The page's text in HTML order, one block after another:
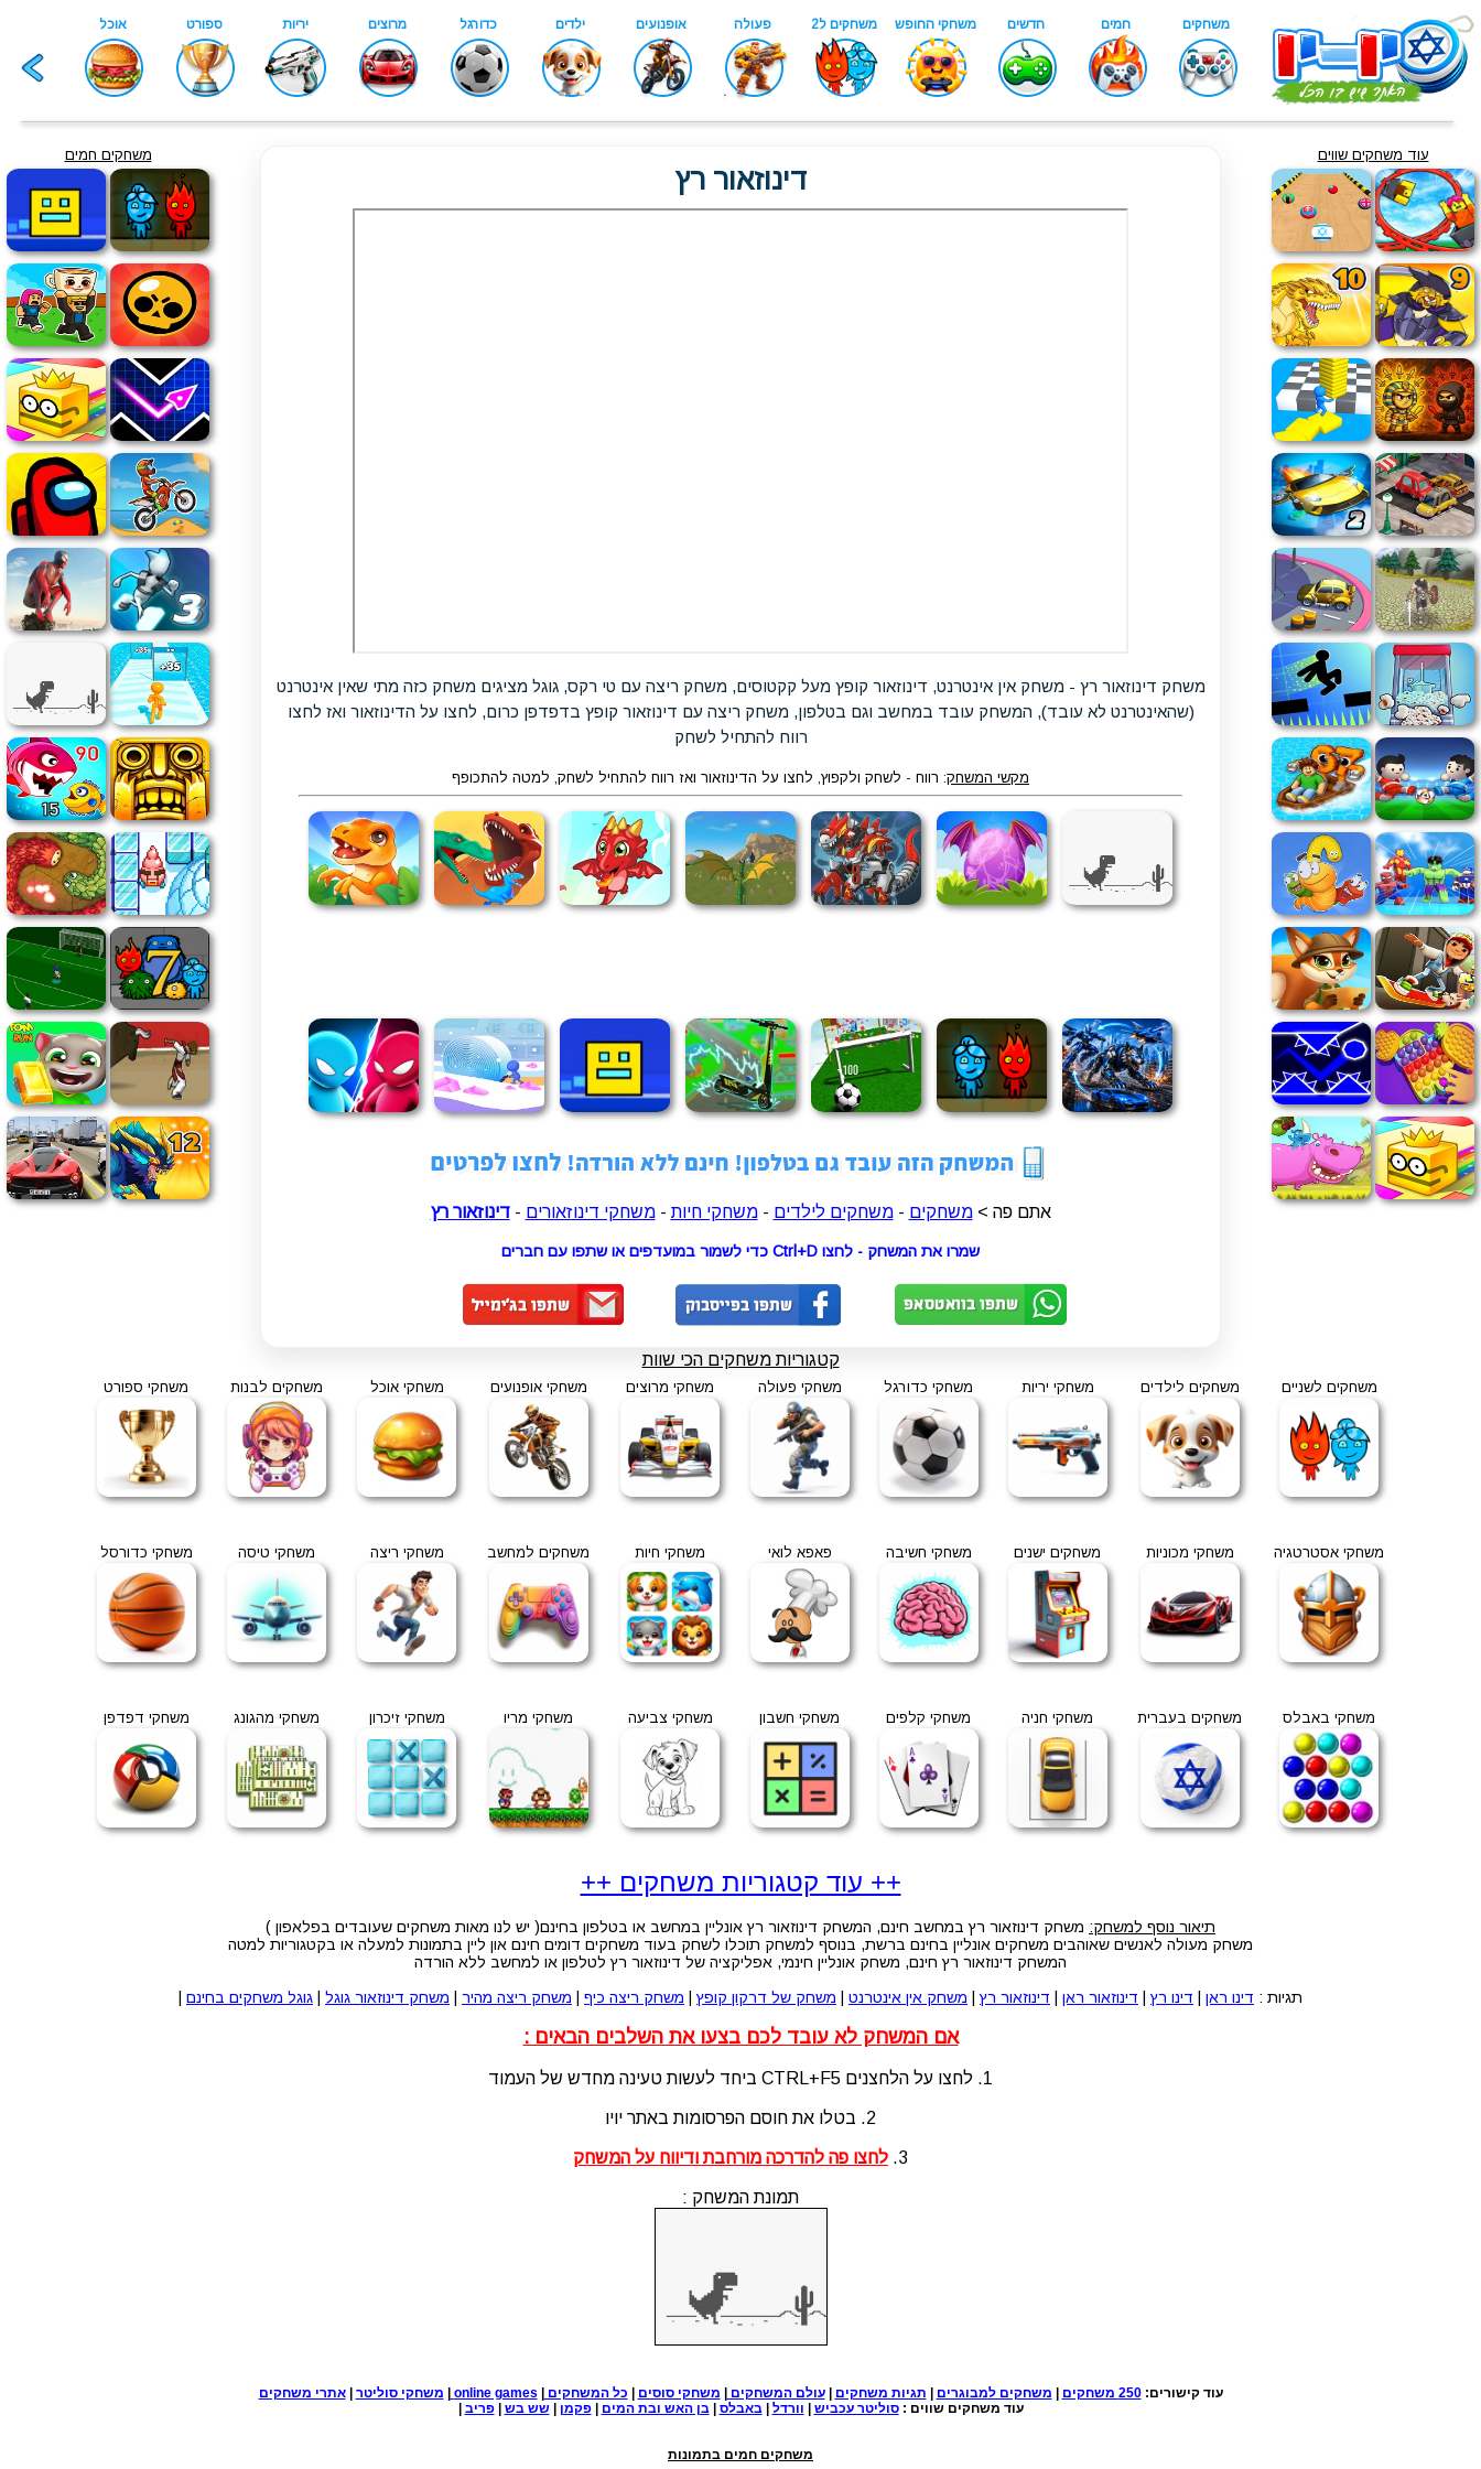
עוד משחקים שווים
דינוזאור רץ
משחק דינוזאור רץ - משחק אין אינטרנט, דינוזאור קופץ מעל קקטוסים, משחק ריצה עם טי רקס, גוגל מציגים משחק כזה מתי שאין אינטרנט
(שהאינטרנט לא עובד), המשחק עובד במחשב וגם בטלפון, משחק ריצה עם דינוזאור קופץ בדפדפן כרום, לחצו על הדינוזאור ואז לחצו
רווח להתחיל לשחק
מקשי המשחק: רווח - לשחק ולקפוץ, לחצו על הדינוזאור ואז רווח להתחיל לשחק, למטה להתכופף
אתם פה >משחקים -משחקים לילדים -משחקי חיות -משחקי דינוזאורים -דינוזאור רץ
שמרו את המשחק - לחצו Ctrl+D כדי לשמור במועדפים או שתפו עם חברים
משחקים חמים
קטגוריות משחקים הכי שוות
משחקים לשניים משחקים לילדים משחקי יריות משחקי כדורגל משחקי פעולה משחקי מרוצים משחקי אופנועים משחקי אוכל משחקים לבנות משחקי ספורט
משחקי אסטרטגיה משחקי מכוניות משחקים ישנים משחקי חשיבה פאפא לואי משחקי חיות משחקים למחשב משחקי ריצה משחקי טיסה משחקי כדורסל
משחקי באבלס משחקים בעברית משחקי חניה משחקי קלפים משחקי חשבון משחקי צביעה משחקי מריו משחקי זיכרון משחקי מהגונג משחקי דפדפן
++ עוד קטגוריות משחקים ++
תיאור נוסף למשחק: משחק דינוזאור רץ במחשב חינם, המשחק דינוזאור רץ אונליין במחשב או בטלפון בחינם( יש לנו מאות משחקים שעובדים בפלאפון )
משחק מעולה לאנשים שאוהבים משחקים אונליין בחינם ברשת, בנוסף למשחק תוכלו לשחק בעוד משחקים דומים חינם און ליין בתמונות למעלה או בקטגוריות למטה
המשחק דינוזאור רץ חינם, משחק אונליין חינמי, אפליקציה של דינוזאור רץ לטלפון או למחשב ללא הורדה
תגיות : דינו ראן דינו רץ| דינוזאור ראן דינוזאור רץ| משחק אין אינטרנט משחק של דרקון קופץ| משחק ריצה כיף משחק ריצה מהיר משחק דינוזאור גוגל גוגל משחקים בחינם
אם המשחק לא עובד לכם בצעו את השלבים הבאים :
1. לחצו על הלחצנים CTRL+F5 ביחד לעשות טעינה מחדש של העמוד
2. בטלו את חוסם הפרסומות באתר יויו
3. לחצו פה להדרכה מורחבת ודיווח על המשחק
תמונת המשחק :
עוד קישורים:250 משחקים משחקים למבוגרים תגיות משחקים |עולם המשחקים משחקי סוסים כל המשחקים online games משחקי סוליטר |אתרי משחקים
עוד משחקים שווים :סוליטר עכביש וורדל |באבלס |בן האש ובת המים |פקמן |שש בש |פריב
משחקים חמים בתמונות